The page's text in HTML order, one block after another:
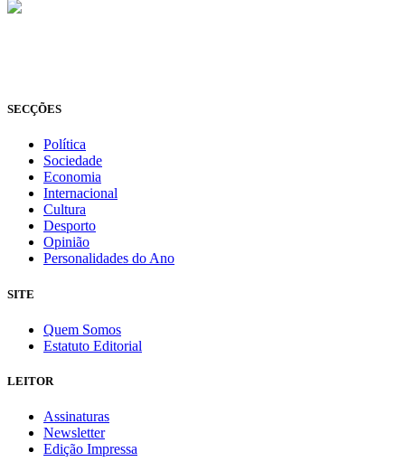
SECÇÕES
Política
Sociedade
Economia
Internacional
Cultura
Desporto
Opinião
Personalidades do Ano
SITE
Quem Somos
Estatuto Editorial
LEITOR
Assinaturas
Newsletter
Edição Impressa